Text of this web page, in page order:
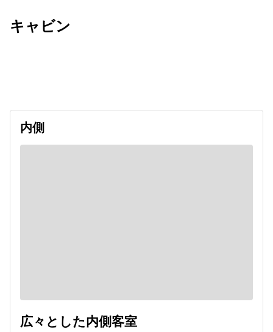
キャビン
内側
広々とした内側客室